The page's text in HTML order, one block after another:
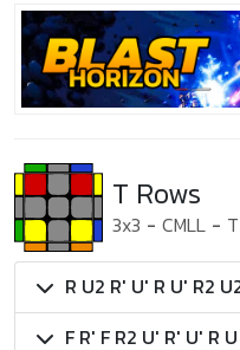
T Rows
3x3 - CMLL - T
R U2 R' U' R U' R2
F R' F R2 U' R' U' R